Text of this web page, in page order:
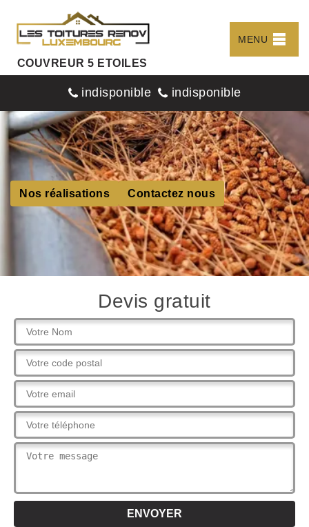
COUVREUR 5 ETOILES
MENU
indisponible indisponible
Nos réalisations Contactez nous
Devis gratuit